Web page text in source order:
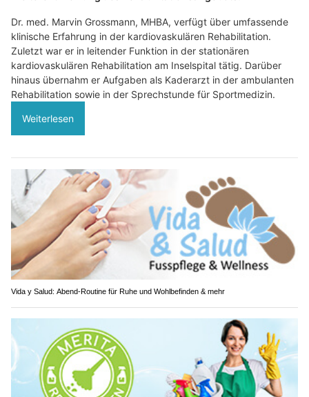
Dr. med. Marvin Grossmann, MHBA, verfügt über umfassende
klinische Erfahrung in der kardiovaskulären Rehabilitation.
Zuletzt war er in leitender Funktion in der stationären
kardiovaskulären Rehabilitation am Inselspital tätig. Darüber
hinaus übernahm er Aufgaben als Kaderarzt in der ambulanten
Rehabilitation sowie in der Sprechstunde für Sportmedizin.
Weiterlesen
Vida y Salud: Abend-Routine für Ruhe und Wohlbefinden & mehr